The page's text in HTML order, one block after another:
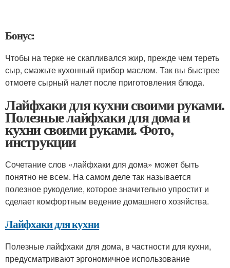
Бонус:
Чтобы на терке не скапливался жир, прежде чем тереть
сыр, смажьте кухонный прибор маслом. Так вы быстрее
отмоете сырный налет после приготовления блюда.
Лайфхаки для кухни своими руками.
Полезные лайфхаки для дома и
кухни своими руками. Фото,
инструкции
Сочетание слов «лайфхаки для дома» может быть
понятно не всем. На самом деле так называется
полезное рукоделие, которое значительно упростит и
сделает комфортным ведение домашнего хозяйства.
Лайфхаки для кухни
Полезные лайфхаки для дома, в частности для кухни,
предусматривают эргономичное использование